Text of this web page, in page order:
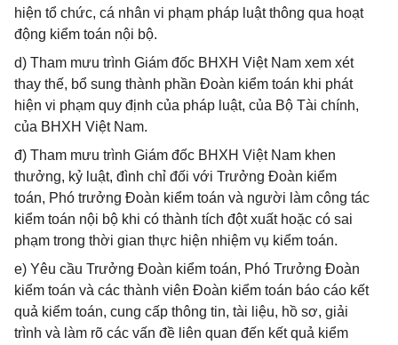
hiện tổ chức, cá nhân vi phạm pháp luật thông qua hoạt
động kiểm toán nội bộ.
d) Tham mưu trình Giám đốc BHXH Việt Nam xem xét
thay thế, bổ sung thành phần Đoàn kiểm toán khi phát
hiện vi phạm quy định của pháp luật, của Bộ Tài chính,
của BHXH Việt Nam.
đ) Tham mưu trình Giám đốc BHXH Việt Nam khen
thưởng, kỷ luật, đình chỉ đối với Trưởng Đoàn kiểm
toán, Phó trưởng Đoàn kiểm toán và người làm công tác
kiểm toán nội bộ khi có thành tích đột xuất hoặc có sai
phạm trong thời gian thực hiện nhiệm vụ kiểm toán.
e) Yêu cầu Trưởng Đoàn kiểm toán, Phó Trưởng Đoàn
kiểm toán và các thành viên Đoàn kiểm toán báo cáo kết
quả kiểm toán, cung cấp thông tin, tài liệu, hồ sơ, giải
trình và làm rõ các vấn đề liên quan đến kết quả kiểm